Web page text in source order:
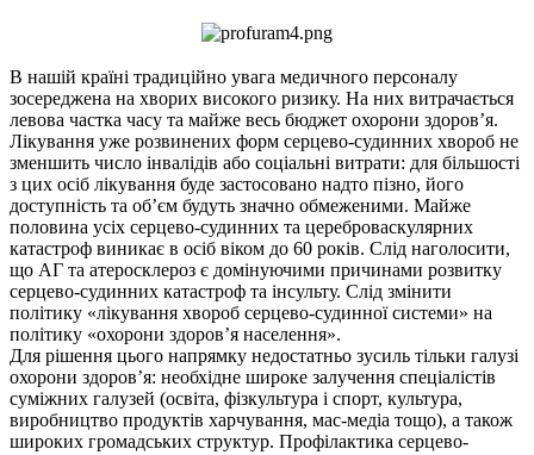
В нашій країні традиційно увага медичного персоналу
зосереджена на хворих високого ризику. На них витрачається
левова частка часу та майже весь бюджет охорони здоров’я.
Лікування уже розвинених форм серцево-судинних хвороб не
зменшить число інвалідів або соціальні витрати: для більшості
з цих осіб лікування буде застосовано надто пізно, його
доступність та об’єм будуть значно обмеженими. Майже
половина усіх серцево-судинних та цереброваскулярних
катастроф виникає в осіб віком до 60 років. Слід наголосити,
що АГ та атеросклероз є домінуючими причинами розвитку
серцево-судинних катастроф та інсульту. Слід змінити
політику «лікування хвороб серцево-судинної системи» на
політику «охорони здоров’я населення».
Для рішення цього напрямку недостатньо зусиль тільки галузі
охорони здоров’я: необхідне широке залучення спеціалістів
суміжних галузей (освіта, фізкультура і спорт, культура,
виробництво продуктів харчування, мас-медіа тощо), а також
широких громадських структур. Профілактика серцево-